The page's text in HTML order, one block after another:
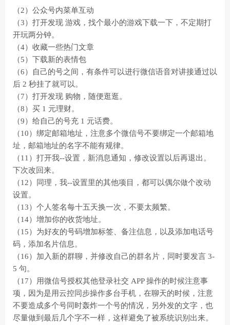
（2）公众号内菜单互动
（3）打开发现 游戏，找个最小的游戏下载一下，不定期打
开玩两分钟。
（4）收藏一些热门文章
（5）下载新的表情包
（6）自己的号之间，有条件可以进行微信语音对讲接通过以
后 2 秒挂了就可以。
（7）打开发现 购物，随便逛逛。
（8）买 1 元理财。
（9）给自己的号充 1 元话费。
（10）绑定邮箱地址，注意多个微信号不要绑定一个邮箱地
址，邮箱地址的名字不能有规律。
（11）打开我--设置，新消息通知，修改设置以后再退出。
下次改回来。
（12）同理，我--设置里的其他项目，都可以偶尔做个改动
设置。
（13）个人签名每十五天换一次，不要太频繁。
（14）增加你的收货地址。
（15）为好友的号码增加标签、备注信息，以及添加电话号
码，添加名片信息。
（16）加入新的群聊，并修改自己的群名片，同时要发言 3-
5 句。
（17）用微信号授权其他登录社交 APP 操作的时候注意事
项，因为是用云控同步操作多台手机，在聊天的时候，注意
不要造成多个号同时轰炸一个号的情况，另外发的文字，也
尽量做到最后几个字不一样，这样避免了被系统识别出来。